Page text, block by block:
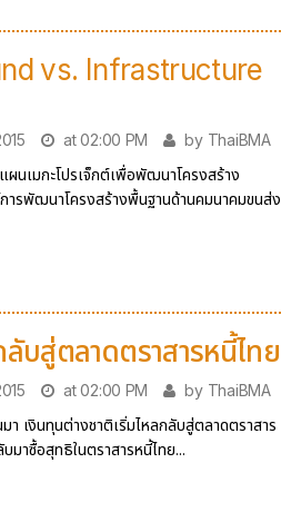
vs. Infrastructure
at 02:00 PM
by ThaiBMA
ผนเมกะโปรเจ็กต์เพื่อพัฒนาโครงสร้าง
ารพัฒนาโครงสร้างพื้นฐานด้านคมนาคมขนส่ง
บสู่ตลาดตราสารหนี้ไทย
at 02:00 PM
by ThaiBMA
เงินทุนต่างชาติเริ่มไหลกลับสู่ตลาดตราสาร
าซื้อสุทธิในตราสารหนี้ไทย...